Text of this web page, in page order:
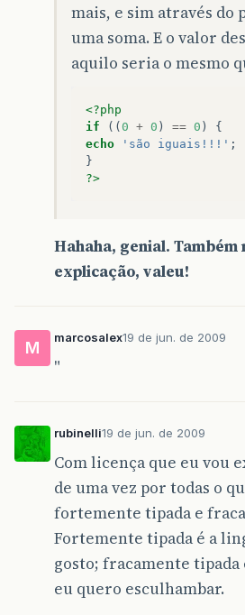
mais, e sim através do
uma soma. E o valor
aquilo seria o mesmo
<?php
if
(( 0 + 0 ) == 0 )
{
echo
'são iguais!!!' ;
}
?>
Hahaha, genial.
explicação, valeu!
M
marcosalex19 de jun. de 2009
"
rubinelli19 de jun. de 2009
Com licença que eu vou
de uma vez por todas o
fortemente tipada e
Fortemente tipada é a
gosto; fracamente tipada
eu quero esculhambar.